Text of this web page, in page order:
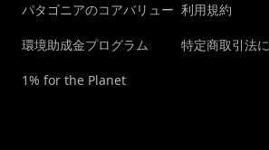
パタゴニアのコアバリュー
環境助成金プログラム
1% for the Planet
利用規約
特定商取引法